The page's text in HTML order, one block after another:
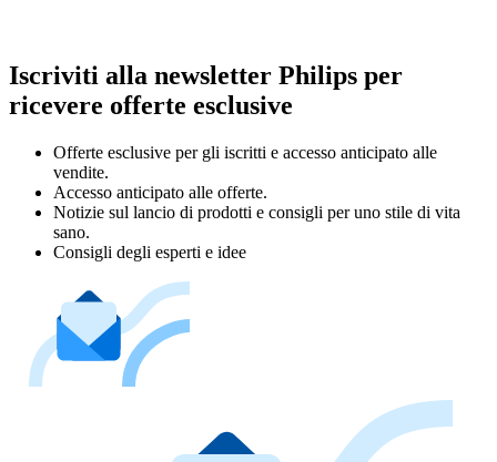
Iscriviti alla newsletter Philips per
ricevere offerte esclusive
Offerte esclusive per gli iscritti e accesso anticipato alle
vendite.
Accesso anticipato alle offerte.
Notizie sul lancio di prodotti e consigli per uno stile di vita
sano.
Consigli degli esperti e idee